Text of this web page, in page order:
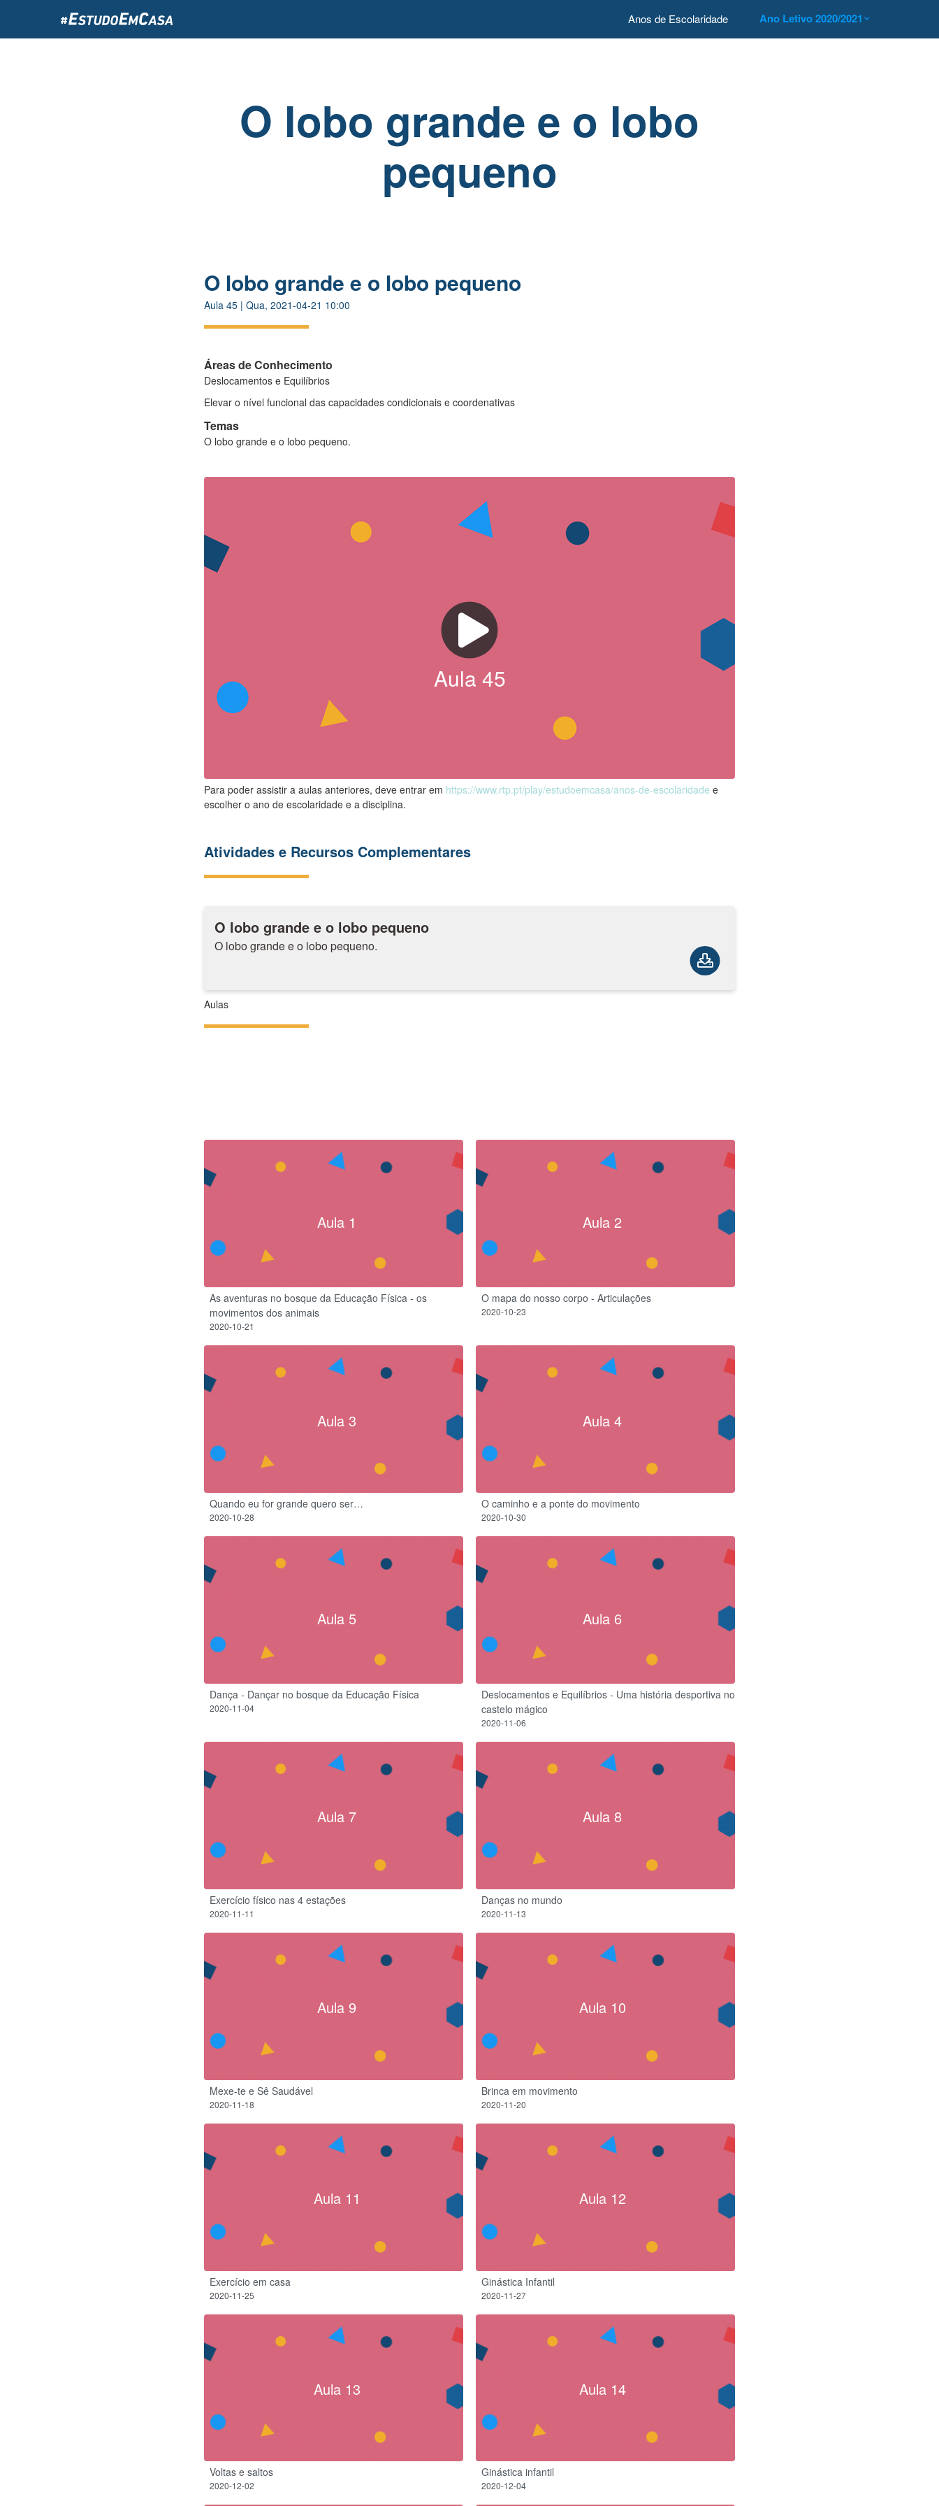
o
Anos de Escolaridade Ano Letivo 2020/2021
O lobo grande e o lobo
pequeno
O lobo grande e o lobo pequeno
Aula 45 | Qua, 2021-04-21 10:00
Áreas de Conhecimento
Deslocamentos e Equilíbrios
Elevar o nível funcional das capacidades condicionais e coordenativas
Temas
O lobo grande e o lobo pequeno.
Aula 45
Para poder assistir a aulas anteriores, deve entrar em https://www.rtp.pt/play/estudoemcasa/anos-de-escolaridade e
escolher o ano de escolaridade e a disciplina.
Atividades e Recursos Complementares
O lobo grande e o lobo pequeno
O lobo grande e o lobo pequeno.
Aulas
Aula 1
As aventuras no bosque da Educação Física - os
movimentos dos animais
2020-10-21
Aula 2
O mapa do nosso corpo - Articulações
2020-10-23
Aula 3
Quando eu for grande quero ser…
2020-10-28
Aula 4
O caminho e a ponte do movimento
2020-10-30
Aula 5
Dança - Dançar no bosque da Educação Física
2020-11-04
Aula 6
Deslocamentos e Equilíbrios - Uma história desportiva no
castelo mágico
2020-11-06
Aula 7
Exercício físico nas 4 estações
2020-11-11
Aula 8
Danças no mundo
2020-11-13
Aula 9
Mexe-te e Sê Saudável
2020-11-18
Aula 10
Brinca em movimento
2020-11-20
Aula 11
Exercício em casa
2020-11-25
Aula 12
Ginástica Infantil
2020-11-27
Aula 13
Voltas e saltos
2020-12-02
Aula 14
Ginástica infantil
2020-12-04